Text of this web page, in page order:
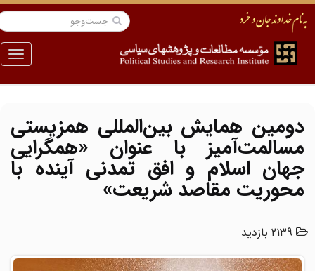
منو
دومین همایش بین‌المللی همزیستی
مسالمت‌آمیز با عنوان «همگرایی
جهان اسلام و افق تمدنی آینده با
محوریت مقاصد شریعت»
2139 بازدید